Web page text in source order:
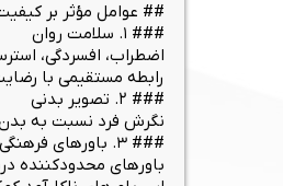
## عوامل مؤثر بر
### ۱. سلامت روان
اضطراب، افسردگی،
رابطه مستقیمی با
### ۲. تصویر بدنی
نگرش فرد نسبت به بدن
### ۳. باورهای فرهنگی و خانوادگی
باورهای محدودکننده